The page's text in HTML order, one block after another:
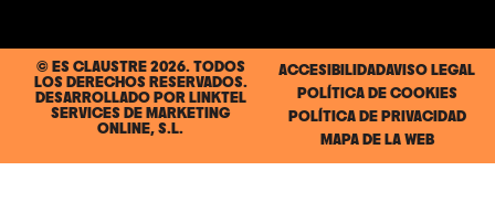
© ES CLAUSTRE 2026. TODOS
LOS DERECHOS RESERVADOS.
DESARROLLADO POR LINKTEL
SERVICES DE MARKETING
ONLINE, S.L.
ACCESIBILIDADAVISO LEGAL
POLÍTICA DE COOKIES
POLÍTICA DE PRIVACIDAD
MAPA DE LA WEB